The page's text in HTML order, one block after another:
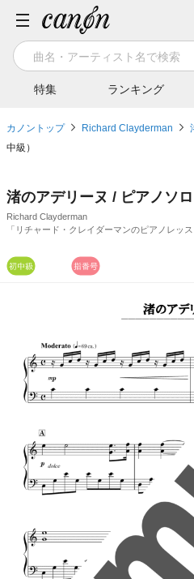
特集 ランキング
カノントップ Richard Clayderman
中級）
渚のアデリーヌ / ピアノソ
Richard Clayderman
「リチャード・クレイダーマンのピアノレッ